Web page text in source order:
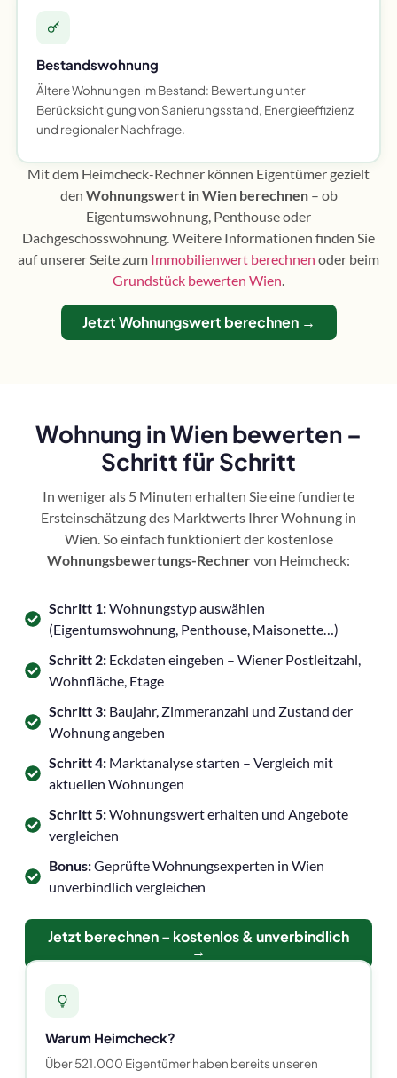
Bestandswohnung
Ältere Wohnungen im Bestand: Bewertung unter
Berücksichtigung von Sanierungsstand, Energieeffizienz
und regionaler Nachfrage.
Mit dem Heimcheck-Rechner können Eigentümer gezielt
den Wohnungswert in Wien berechnen– ob
Eigentumswohnung, Penthouse oder
Dachgeschosswohnung. Weitere Informationen finden Sie
auf unserer Seite zum Immobilienwert berechnen oder beim
Grundstück bewerten Wien.
Jetzt Wohnungswert berechnen →
Wohnung in Wien bewerten –
Schritt für Schritt
In weniger als 5 Minuten erhalten Sie eine fundierte
Ersteinschätzung des Marktwerts Ihrer Wohnung in
Wien. So einfach funktioniert der kostenlose
Wohnungsbewertungs-Rechnervon Heimcheck:
Schritt 1:Wohnungstyp auswählen
(Eigentumswohnung, Penthouse, Maisonette…)
Schritt 2: Eckdaten eingeben – Wiener Postleitzahl,
Wohnfläche, Etage
Schritt 3: Baujahr, Zimmeranzahl und Zustand der
Wohnung angeben
Schritt 4: Marktanalyse starten – Vergleich mit
aktuellen Wohnungen
Schritt 5:Wohnungswert erhalten und Angebote
vergleichen
Bonus:Geprüfte Wohnungsexperten in Wien
unverbindlich vergleichen
Jetzt berechnen – kostenlos & unverbindlich
→
Warum Heimcheck?
Über 521.000 Eigentümer haben bereits unseren